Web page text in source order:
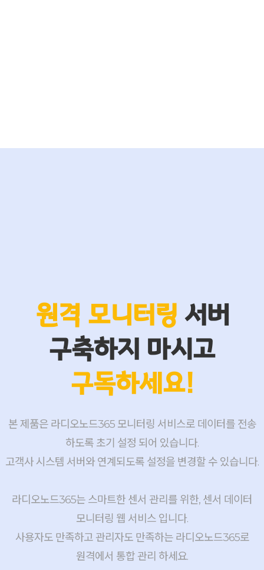
원격 모니터링 서버
구축하지 마시고
구독하세요!
본 제품은 라디오노드365 모니터링 서비스로 데이터를 전송
하도록 초기 설정 되어 있습니다.
고객사 시스템 서버와 연계되도록 설정을 변경할 수 있습니다.
라디오노드365는 스마트한 센서 관리를 위한, 센서 데이터
모니터링 웹 서비스 입니다.
사용자도 만족하고 관리자도 만족하는 라디오노드365로
원격에서 통합 관리 하세요.